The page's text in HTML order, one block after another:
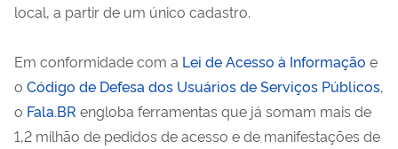
local, a partir de um único cadastro.
Em conformidade com a Lei de Acesso à Informação e
o Código de Defesa dos Usuários de Serviços Públicos,
o Fala.BR engloba ferramentas que já somam mais de
1,2 milhão de pedidos de acesso e de manifestações de